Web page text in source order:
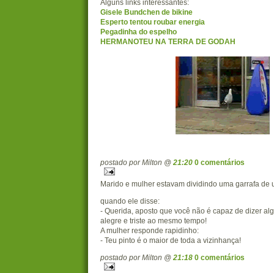
Alguns links interessantes:
Gisele Bundchen de bikine
Esperto tentou roubar energia
Pegadinha do espelho
HERMANOTEU NA TERRA DE GODAH
postado por Milton @ 21:20 0 comentários
Marido e mulher estavam dividindo uma garrafa de
quando ele disse:
- Querida, aposto que você não é capaz de dizer
alegre e triste ao mesmo tempo!
A mulher responde rapidinho:
- Teu pinto é o maior de toda a vizinhança!
postado por Milton @ 21:18 0 comentários